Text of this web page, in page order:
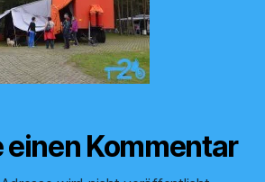
einen Kommentar